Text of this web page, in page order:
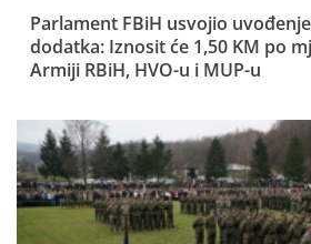
Parlament FBiH usvojio
dodatka: Iznosit će 1,50 KM po
Armiji RBiH, HVO-u i MUP-u